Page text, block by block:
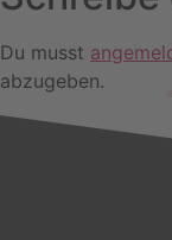
Du musst
abzugeben.